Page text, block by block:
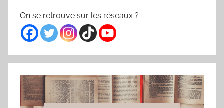
On se retrouve sur les réseaux ?